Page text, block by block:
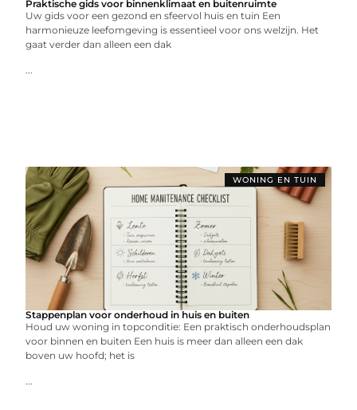
Praktische gids voor binnenklimaat en buitenruimte
Uw gids voor een gezond en sfeervol huis en tuin Een
harmonieuze leefomgeving is essentieel voor ons welzijn. Het
gaat verder dan alleen een dak
...
WONING EN TUIN
Stappenplan voor onderhoud in huis en buiten
Houd uw woning in topconditie: Een praktisch onderhoudsplan
voor binnen en buiten Een huis is meer dan alleen een dak
boven uw hoofd; het is
...